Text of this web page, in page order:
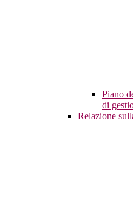
Piano
di
Relazione